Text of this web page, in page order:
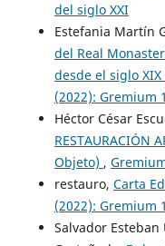
del siglo XXI
Estefania Martín
del Real
desde el siglo XIX
(2022): Gremium
Héctor César
RESTAURACIÓN
Objeto) ,
restauro, Carta
(2022): Gremium
Salvador